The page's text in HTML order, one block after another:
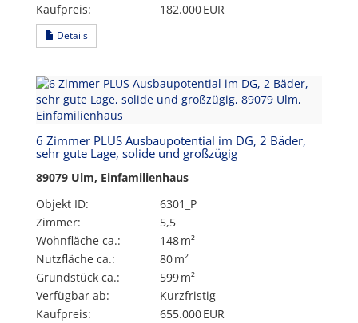
Kaufpreis:
182.000 EUR
Details
6 Zimmer PLUS Ausbaupotential im DG, 2 Bäder,
sehr gute Lage, solide und großzügig
89079 Ulm, Einfamilienhaus
Objekt ID:
6301_P
Zimmer:
5,5
Wohnfläche ca.:
148 m²
Nutzfläche ca.:
80 m²
Grund­stück ca.:
599 m²
Verfügbar ab:
Kurzfristig
Kaufpreis:
655.000 EUR